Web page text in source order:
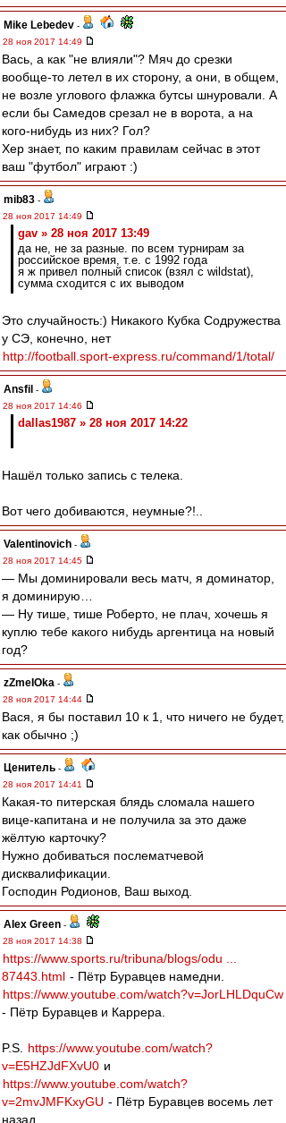
Mike Lebedev -
28 ноя 2017 14:49
Вась, а как "не влияли"? Мяч до срезки
вообще-то летел в их сторону, а они, в общем,
не возле углового флажка бутсы шнуровали. А
если бы Самедов срезал не в ворота, а на
кого-нибудь из них? Гол?
Хер знает, по каким правилам сейчас в этот
ваш "футбол" играют :)
mib83 -
28 ноя 2017 14:49
gav » 28 ноя 2017 13:49
да не, не за разные. по всем турнирам за
российское время, т.е. с 1992 года
я ж привел полный список (взял с wildstat),
сумма сходится с их выводом
Это случайность:) Никакого Кубка Содружества
у СЭ, конечно, нет
http://football.sport-express.ru/command/1/total/
Ansfil -
28 ноя 2017 14:46
dallas1987 » 28 ноя 2017 14:22
Нашёл только запись с телека.
Вот чего добиваются, неумные?!..
Valentinovich -
28 ноя 2017 14:45
— Мы доминировали весь матч, я доминатор,
я доминирую…
— Ну тише, тише Роберто, не плач, хочешь я
куплю тебе какого нибудь аргентица на новый
год?
zZmeIOka -
28 ноя 2017 14:44
Вася, я бы поставил 10 к 1, что ничего не будет,
как обычно ;)
Ценитель -
28 ноя 2017 14:41
Какая-то питерская блядь сломала нашего
вице-капитана и не получила за это даже
жёлтую карточку?
Нужно добиваться послематчевой
дисквалификации.
Господин Родионов, Ваш выход.
Alex Green -
28 ноя 2017 14:38
https://www.sports.ru/tribuna/blogs/odu ...
87443.html - Пётр Буравцев намедни.
https://www.youtube.com/watch?v=JorLHLDquCw
- Пётр Буравцев и Каррера.
P.S.
https://www.youtube.com/watch?
v=E5HZJdFXvU0 и
https://www.youtube.com/watch?
v=2mvJMFKxyGU - Пётр Буравцев восемь лет
назад...